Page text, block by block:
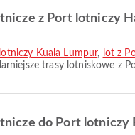
z Port lotniczy
Kuala Lumpur, lot z
trasy lotniskowe z
do Port lotniczy